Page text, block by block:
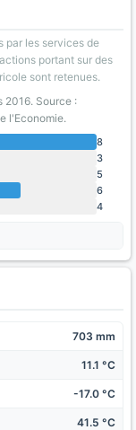
par les services de
portant sur des
sont retenues.
2016. Source :
l'Economie.
8
3
5
6
4
703 mm
11.1 °C
-17.0 °C
41.5 °C